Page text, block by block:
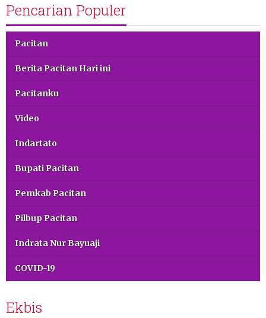
Pencarian Populer
Pacitan
Berita Pacitan Hari ini
Pacitanku
Video
Indartato
Bupati Pacitan
Pemkab Pacitan
Pilbup Pacitan
Indrata Nur Bayuaji
COVID-19
Ekbis